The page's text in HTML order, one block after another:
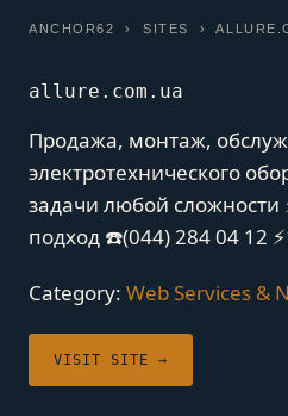
ANCHOR62 ›SITES ›
allure.com.ua
Продажа, монтаж,
электротехнического
задачи любой сложности
подход ☎️(044) 284 04 12
Category: Web Services &
VISIT SITE →